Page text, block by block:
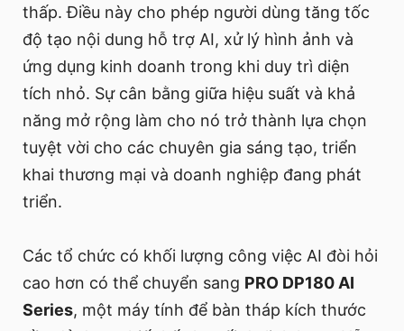
thấp. Điều này cho phép người dùng tăng tốc
độ tạo nội dung hỗ trợ AI, xử lý hình ảnh và
ứng dụng kinh doanh trong khi duy trì diện
tích nhỏ. Sự cân bằng giữa hiệu suất và khả
năng mở rộng làm cho nó trở thành lựa chọn
tuyệt vời cho các chuyên gia sáng tạo, triển
khai thương mại và doanh nghiệp đang phát
triển.
Các tổ chức có khối lượng công việc AI đòi hỏi
cao hơn có thể chuyển sang PRO DP180 AI
Series, một máy tính để bàn tháp kích thước